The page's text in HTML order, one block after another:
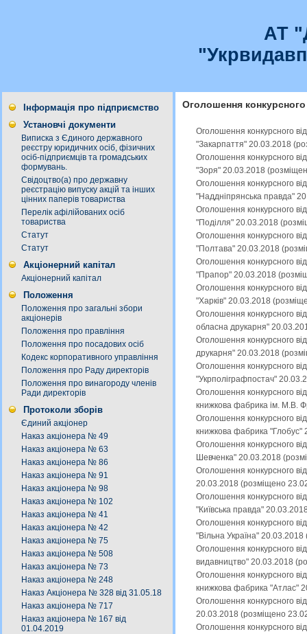
АТ
Інформація про підприємство
Установчі документи
Виписка з Єдиного державного
реєстру юридичних осіб, фізичних
осіб-підприємців та громадських
формувань.
Свідоцтво(а) про державну
реєстрацію випуску акцій та інших
цінних паперів товариства
Перелік афілійованих осіб
товариства
Статут
Статут
Акціонерний капітал
Акціонерний капітал
Положення
Положення про загальні збори
акціонерів
Положення про правління
Положення про посадових осіб
Кодекс корпоративного управління
Положення про Раду директорів
Положення про винагороду членів
Ради директорів
Протоколи зборів
Єдиний акціонер
Наказ акціонера № 49
Наказ акціонера № 63
Наказ акціонера № 86
Наказ акціонера № 91
Наказ акціонера № 98
Наказ акціонера № 102
Наказ акціонера № 41
Наказ акціонера № 42
Наказ акціонера № 75
Наказ акціонера № 508
Наказ акціонера № 73
Наказ акціонера № 248
Наказ Акціонера № 328 від 31.05.18
Наказ акціонера № 717
Наказ акціонера № 167 від
01.04.2019
Оголошення конкурсного
Оголошення конкурсного
"Закарпаття" 20.03.2018
Оголошення конкурсного
"Зоря" 20.03.2018
Оголошення конкурсного
"Наддніпрянська правда"
Оголошення конкурсного
"Поділля" 20.03.2018
Оголошення конкурсного
"Полтава" 20.03.2018
Оголошення конкурсного
"Прапор" 20.03.2018
Оголошення конкурсного
"Харків" 20.03.2018
Оголошення конкурсного
обласна друкарня"
Оголошення конкурсного
друкарня" 20.03.2018
Оголошення конкурсного
"Укрполіграфпостач"
Оголошення конкурсного
книжкова фабрика ім. М.В.
Оголошення конкурсного
книжкова фабрика
Оголошення конкурсного
Шевченка" 20.03.2018
Оголошення конкурсного
20.03.2018 (розміщено
Оголошення конкурсного
"Київська правда"
Оголошення конкурсного
"Вільна Україна"
Оголошення конкурсного
видавництво" 20.03.2018
Оголошення конкурсного
книжкова фабрика "Атлас"
Оголошення конкурсного
20.03.2018 (розміщено
Оголошення конкурсного